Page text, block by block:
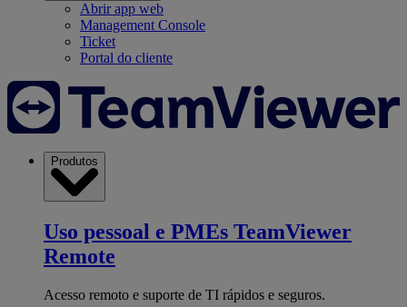
Abrir app web
Management Console
Ticket
Portal do cliente
Produtos
Uso pessoal e PMEs TeamViewer
Remote
Acesso remoto e suporte de TI rápidos e seguros.